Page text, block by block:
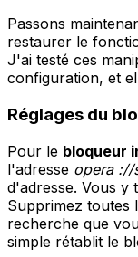
Passons
restaurer le
J'ai testé ces
configuration, et
Réglages du
Pour le bloqueur
l'adresse opera ://
d'adresse. Vous y
Supprimez toutes
recherche que
simple rétablit le